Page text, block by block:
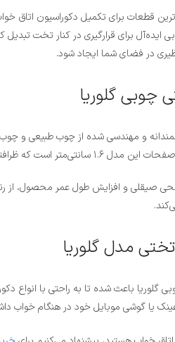
قطعات برای تکمیل دکوراسیون
ایده‌آل برای قرارگیری در کنار تخت
در فضای شما ایجاد شود.
گلوریا
و مهندسی شده از چوب طبیعی و چوب
استحکام کافی به ارمغان می‌آورد.
و افزایش طول عمر محصول، از
مدل گلوریا
گلوریا باعث شده تا به راحتی با
یا گوشی موبایل خود در هنگام خواب